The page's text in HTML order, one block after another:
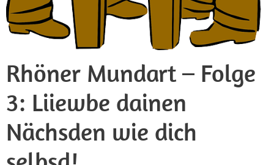
Rhöner Mundart – Folge
3: Liiewbe dainen
Nächsden wie dich